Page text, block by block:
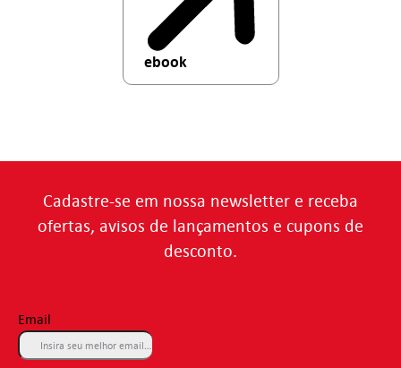
ebook
Cadastre-se em nossa newsletter e receba
ofertas, avisos de lançamentos e cupons de
desconto.
Email